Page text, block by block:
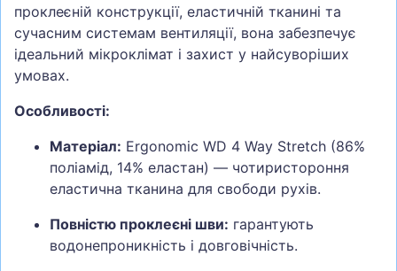
проклеєній конструкції, еластичній тканині та
сучасним системам вентиляції, вона забезпечує
ідеальний мікроклімат і захист у найсуворіших
умовах.
Особливості:
Матеріал: Ergonomic WD 4 Way Stretch (86%
поліамід, 14% еластан) — чотиристороння
еластична тканина для свободи рухів.
Повністю проклеєні шви: гарантують
водонепроникність і довговічність.